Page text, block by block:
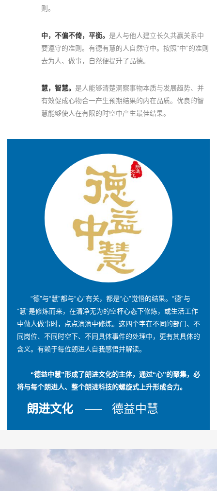
则。
中，不偏不倚，平衡。 是人与他人建立长久共赢关系中
要遵守的准则。有德有慧的人自然守中。按照“中”的准则
去为人、做事，自然便提升了品德。
慧，智慧。 是人能够清楚洞察事物本质与发展趋势、并
有效促成心物合一产生预期结果的内在品质。优良的智
慧能够使人在有限的时空中产生最佳结果。
“德”与“慧”都与“心”有关，都是“心”觉悟的结果。“德”与
“慧”是修炼而来，在清净无为的空杯心态下修炼，或生活工作
中做人做事时，点点滴滴中修炼。这四个字在不同的部门、不
同岗位、不同时空下、不同具体事件的处理中，更有其具体的
含义。有赖于每位朗进人自我感悟并解读。
“德益中慧”形成了朗进文化的主体，通过“心”的聚集，必
将与每个朗进人、整个朗进科技的螺旋式上升形成合力。
朗进文化 德益中慧